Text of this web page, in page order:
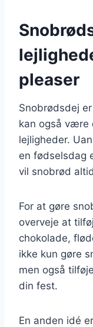
pleaser
Snobrødsdej
kan også være
lejligheder.
en fødselsdag
vil snobrød
For at gøre
overveje at
chokolade,
ikke kun gøre
men også
din fest.
En anden idé